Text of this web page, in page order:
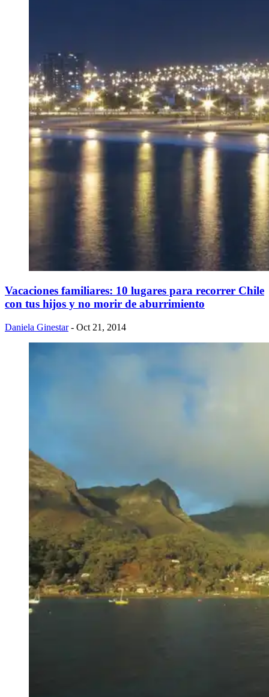
Vacaciones familiares: 10 lugares para recorrer Chile
con tus hijos y no morir de aburrimiento
Daniela Ginestar - Oct 21, 2014